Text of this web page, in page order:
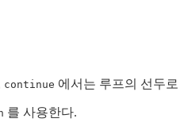
continue 에서는 루프의 선두로
를 사용한다.